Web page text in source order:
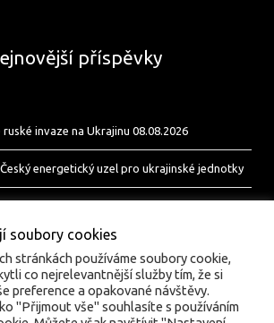
příspěvky
invaze na Ukrajinu 08.08.2026
energetický uzel pro ukrajinské jednotky
soubory cookies
stránkách používáme soubory cookie,
co nejrelevantnější služby tím, že si
preference a opakované návštěvy.
"Přijmout vše" souhlasíte s používáním